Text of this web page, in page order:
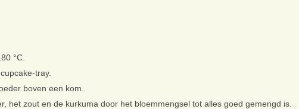
°C.
tray.
boven een kom.
het zout en de kurkuma door het bloemmengsel tot alles goed gemengd is.